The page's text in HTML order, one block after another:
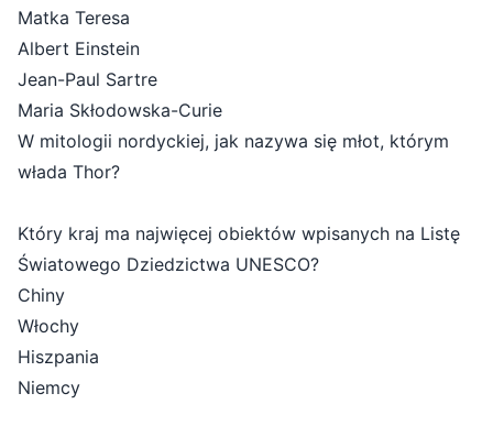
Matka Teresa
Albert Einstein
Jean-Paul Sartre
Maria Skłodowska-Curie
W mitologii nordyckiej, jak nazywa się młot, którym
włada Thor?
Który kraj ma najwięcej obiektów wpisanych na Listę
Światowego Dziedzictwa UNESCO?
Chiny
Włochy
Hiszpania
Niemcy